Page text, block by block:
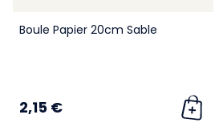
Boule Papier 20cm Sable
2,15 €